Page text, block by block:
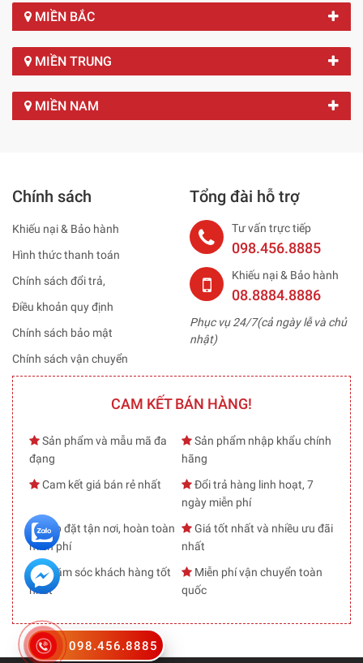
MIỀN BẮC
MIỀN TRUNG
MIỀN NAM
Chính sách
Khiếu nại & Bảo hành
Hình thức thanh toán
Chính sách đổi trả,
Điều khoản quy định
Chính sách bảo mật
Chính sách vận chuyển
Tổng đài hỗ trợ
Tư vấn trực tiếp
098.456.8885
Khiếu nại & Bảo hành
08.8884.8886
Phục vụ 24/7(cả ngày lễ và chủ
nhật)
CAM KẾT BÁN HÀNG!
Sản phẩm và mẫu mã đa
đạng
Sản phẩm nhập khẩu chính
hãng
Cam kết giá bán rẻ nhất
Đổi trả hàng linh hoạt, 7
ngày miễn phí
Lắp đặt tận nơi, hoàn toàn
miễn phí
Giá tốt nhất và nhiều ưu đãi
nhất
Chăm sóc khách hàng tốt
nhất
Miễn phí vận chuyển toàn
quốc
098.456.8885